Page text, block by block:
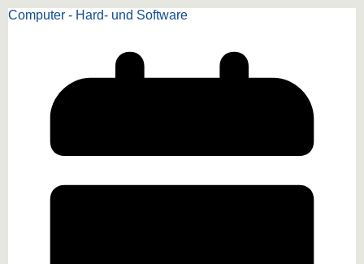
Computer - Hard- und Software